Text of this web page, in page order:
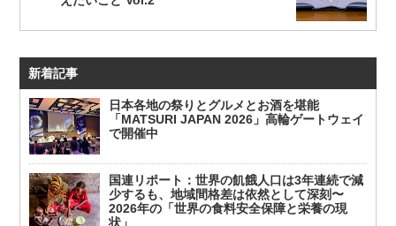
新着記事
日本各地の祭りとグルメとお酒を堪能
「MATSURI JAPAN 2026」高輪ゲートウェイ
で開催中
国連リポート：世界の飢餓人口は3年連続で減
少するも、地域間格差は依然として深刻〜
2026年の「世界の食料安全保障と栄養の現
状」